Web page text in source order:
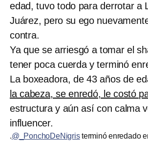
edad, tuvo todo para derrotar a
Juárez, pero su ego
contra.
Ya que se arriesgó a tomar el
tener poca cuerda y terminó
La boxeadora, de 43 años de
la cabeza, se enredó, le costó
estructura y aún así con calma
influencer.
.@_PonchoDeNigristerminó enredado